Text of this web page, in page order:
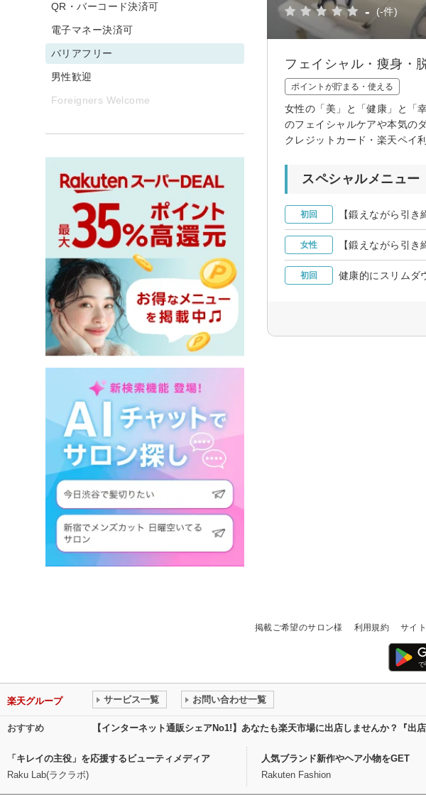
- (-件)
フェイシャル・痩身・
ポイントが貯まる・使える
女性の「美」と「健康」と「
のフェイシャルケアや本気の
クレジットカード・楽天ペイ
スペシャルメニュー
初回 【鍛えながら引
女性 【鍛えながら引
初回 健康的にスリムダ
QR・バーコード決済可
電子マネー決済可
バリアフリー
男性歓迎
Foreigners Welcome
掲載ご希望のサロン様 利用規約 サイ
楽天グループ サービス一覧 お問い合わせ一覧
おすすめ 【インターネット通販シェアNo1!】あなたも楽天市場に出店しませんか？『出
「キレイの主役」を応援するビューティメディア
Raku Lab(ラクラボ)
人気ブランド新作やヘア小物をGET
Rakuten Fashion